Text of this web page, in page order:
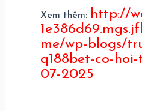
Xem thêm: http://
me/wp-blogs/
q188bet-co-
07-2025